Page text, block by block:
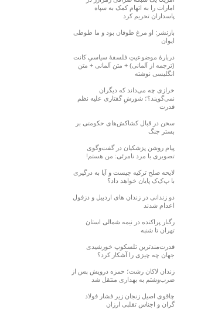
امارات را به اتهام کمک به سپاه
پاسداران تحریم کرد
بازنشر: او مرغ طوفان بود و ما طوطی
ایوان
دربارهٔ موضوعیتِ فلسفهٔ سیاسیِ کانت
(ترجمه از آلمانی) + متن آلمانی + متن
انگلیسی نوشته
خرازی چه می‌داند که دیگران
نمی‌گویند؟؛ شورشِ گفتاری علیه نظم
قدرت
سخن در قبال کشاکش‌های حکومتی بر
بستر جنگ
پیام روشن پزشکیان در گفت‌و‌گوی
تصویری با مرد نامرئی: من هستم!
لایحه صلح ترکیه چیست و آیا به درگیری
با پ‌ک‌ک پایان خواهد داد؟
دو زندانی در زندان های اردبیل و دزفول
اعدام شدند
رگبار پراکنده در نیمه شمالی استان
تهران تا شنبه
قدرت‌مندترین تلسکوپ خورشیدی
جهان چه چیزی را آشکار کرد؟
زندان لاکان رشت؛ حمزه درویش پس از
ضرب‌وشتم به بهداری منتقل شد
چاقوی اصیل زنجان زیر فشار فولاد
گران و اجناس تقلبی ارزان